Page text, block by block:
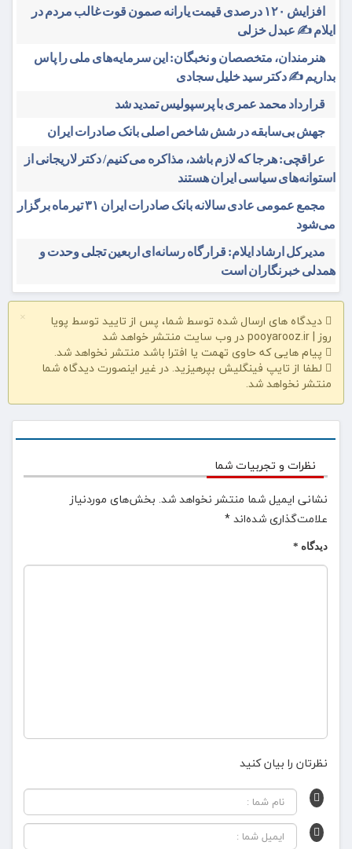
افزایش ۱۲۰ درصدی قیمت یارانه صمون قوت غالب مردم در
ایلام ✍️ عبدل خزلی
هنرمندان، متخصصان و نخبگان: این سرمایه‌های ملی را پاس
بداریم ✍️ دکتر سید خلیل سجادی
قرارداد محمد عمری با پرسپولیس تمدید شد
جهش بی‌سابقه در شش شاخص اصلی بانک صادرات ایران
عراقچی: هرجا که لازم باشد، مذاکره می‌کنیم/ دکتر لاریجانی از
استوانه‌های سیاسی ایران هستند
مجمع عمومی عادی سالانه بانک صادرات ایران ۳۱ تیرماه برگزار
می‌شود
مدیرکل ارشاد ایلام: قرارگاه رسانه‌ای اربعین تجلی وحدت و
همدلی خبرنگاران است
×
دیدگاه های ارسال شده توسط شما، پس از تایید توسط پویا
روز | pooyarooz.ir در وب سایت منتشر خواهد شد
پیام هایی که حاوی تهمت یا افترا باشد منتشر نخواهد شد.
لطفا از تایپ فینگلیش بپرهیزید. در غیر اینصورت دیدگاه شما
منتشر نخواهد شد.
نظرات و تجربیات شما
نشانی ایمیل شما منتشر نخواهد شد. بخش‌های موردنیاز
علامت‌گذاری شده‌اند*
دیدگاه *
نظرتان را بیان کنید